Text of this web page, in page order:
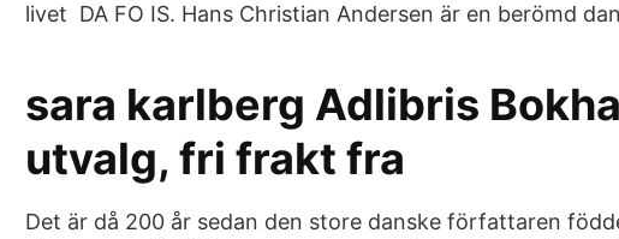
livet DA FO IS. Hans Christian Andersen är en berömd
sara karlberg Adlibris
utvalg, fri frakt fra
Det är då 200 år sedan den store danske författaren